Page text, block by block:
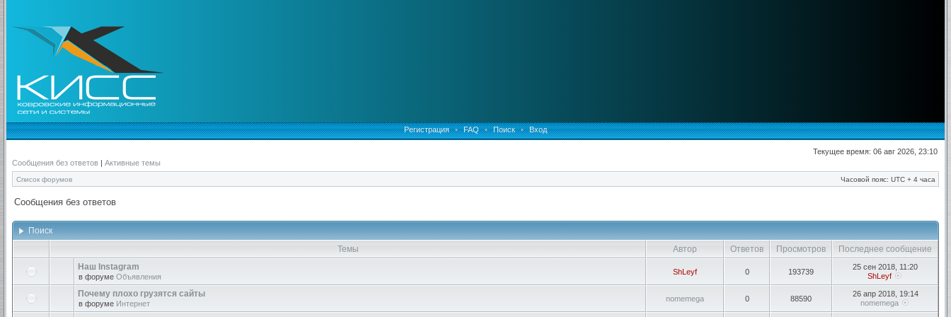
Регистрация • FAQ • Поиск • Вход
Текущее время: 06 авг 2026, 23:10
Сообщения без ответов | Активные темы
Список форумов Часовой пояс: UTC + 4 часа
Сообщения без ответов
Поиск
Темы
Автор Ответов Просмотров
Последнее сообщение
Наш Instagram
в форуме Объявления
ShLeyf 0 193739
25 сен 2018, 11:20
ShLeyf
Почему плохо грузятся сайты
в форуме Интернет
nomemega 0 88590
26 апр 2018, 19:14
nomemega